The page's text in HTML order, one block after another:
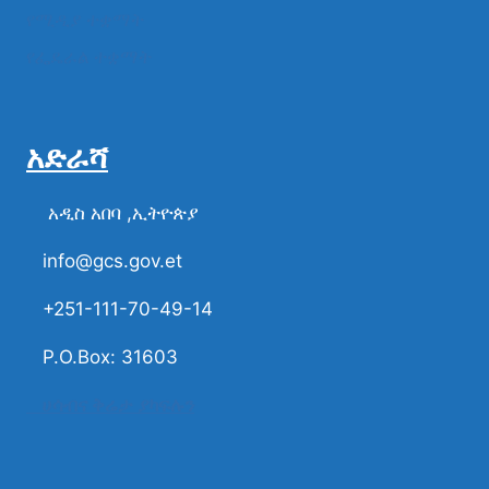
አድራሻ
አዲስ አበባ ,ኢትዮጵያ
info@gcs.gov.et
+251-111-70-49-14
P.O.Box: 31603